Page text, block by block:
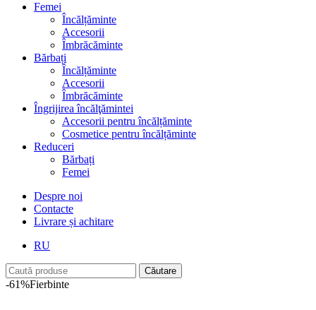
Femei
Încălțăminte
Accesorii
Îmbrăcăminte
Bărbați
Încălțăminte
Accesorii
Îmbrăcăminte
Îngrijirea încălţămintei
Accesorii pentru încălțăminte
Cosmetice pentru încălțăminte
Reduceri
Bărbați
Femei
Despre noi
Contacte
Livrare și achitare
RU
Căutare
-61%Fierbinte